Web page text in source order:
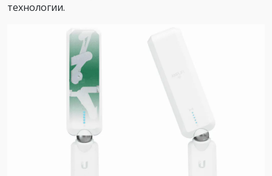
технологии.